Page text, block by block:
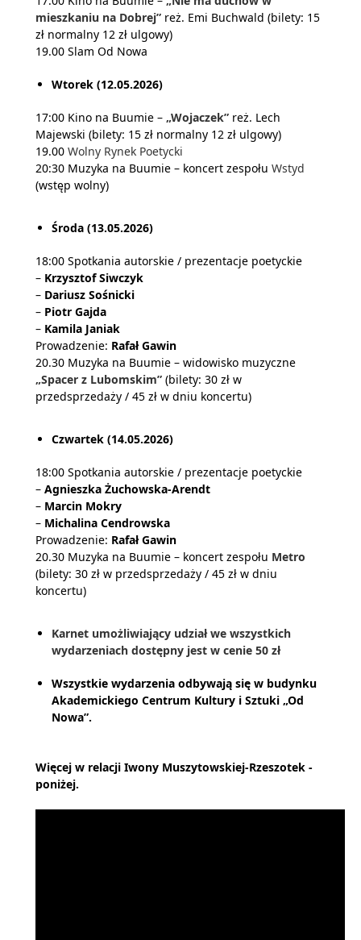
mieszkaniu na Dobrej” reż. Emi Buchwald (bilety: 15
zł normalny 12 zł ulgowy)
19.00 Slam Od Nowa
Wtorek (12.05.2026)
17:00 Kino na Buumie – „Wojaczek” reż. Lech
Majewski (bilety: 15 zł normalny 12 zł ulgowy)
19.00 Wolny Rynek Poetycki
20:30 Muzyka na Buumie – koncert zespołu Wstyd
(wstęp wolny)
Środa (13.05.2026)
18:00 Spotkania autorskie / prezentacje poetyckie
– Krzysztof Siwczyk
– Dariusz Sośnicki
– Piotr Gajda
– Kamila Janiak
Prowadzenie: Rafał Gawin
20.30 Muzyka na Buumie – widowisko muzyczne
„Spacer z Lubomskim” (bilety: 30 zł w
przedsprzedaży / 45 zł w dniu koncertu)
Czwartek (14.05.2026)
18:00 Spotkania autorskie / prezentacje poetyckie
– Agnieszka Żuchowska-Arendt
– Marcin Mokry
– Michalina Cendrowska
Prowadzenie: Rafał Gawin
20.30 Muzyka na Buumie – koncert zespołu Metro
(bilety: 30 zł w przedsprzedaży / 45 zł w dniu
koncertu)
Karnet umożliwiający udział we wszystkich
wydarzeniach dostępny jest w cenie 50 zł
Wszystkie wydarzenia odbywają się w budynku
Akademickiego Centrum Kultury i Sztuki „Od
Nowa”.
Więcej w relacji Iwony Muszytowskiej-Rzeszotek -
poniżej.